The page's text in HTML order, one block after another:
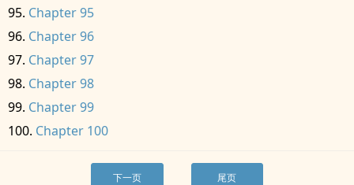
Chapter 95
Chapter 96
Chapter 97
Chapter 98
Chapter 99
Chapter 100
下一页 尾页